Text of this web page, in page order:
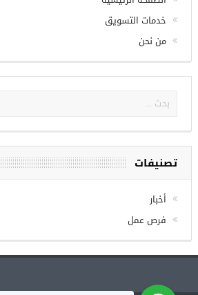
الصفحة الرئيسية
خدمات التسويق
من نحن
أخبار
فرص عمل